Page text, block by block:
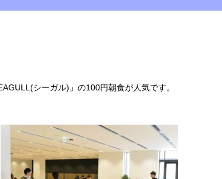
シーガル)」の100円朝食が人気です。